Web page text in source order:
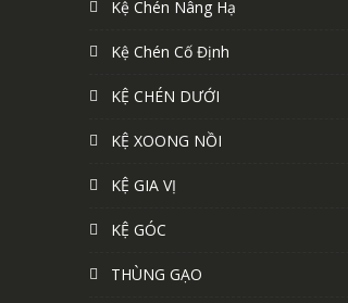
Kệ Chén Nâng Hạ
Kệ Chén Cố Định
KỆ CHÉN DƯỚI
KỆ XOONG NỒI
KỆ GIA VỊ
KỆ GÓC
THÙNG GẠO